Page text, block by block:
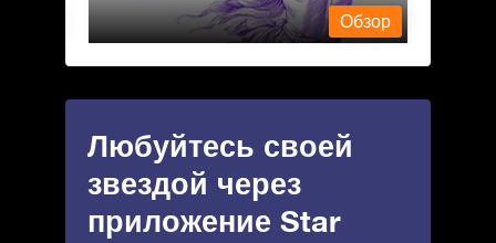
Обзор
Любуйтесь своей
звездой через
приложение Star